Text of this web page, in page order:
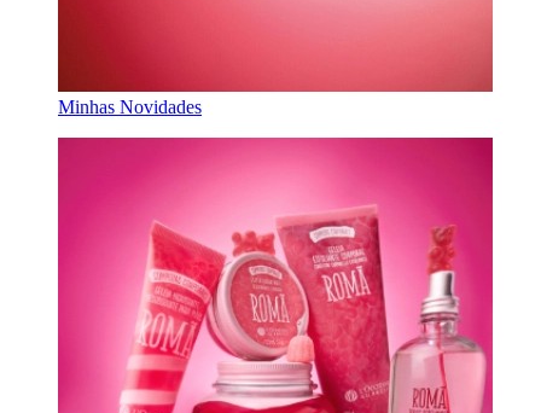
Minhas Novidades